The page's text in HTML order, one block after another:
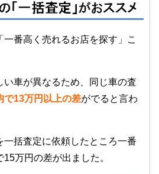
番高く売れるお店を探す」こ
い車が異なるため、同じ車の査
で13万円以上の差がでると言わ
一括査定に依頼したところ一番
万円の差が出ました。